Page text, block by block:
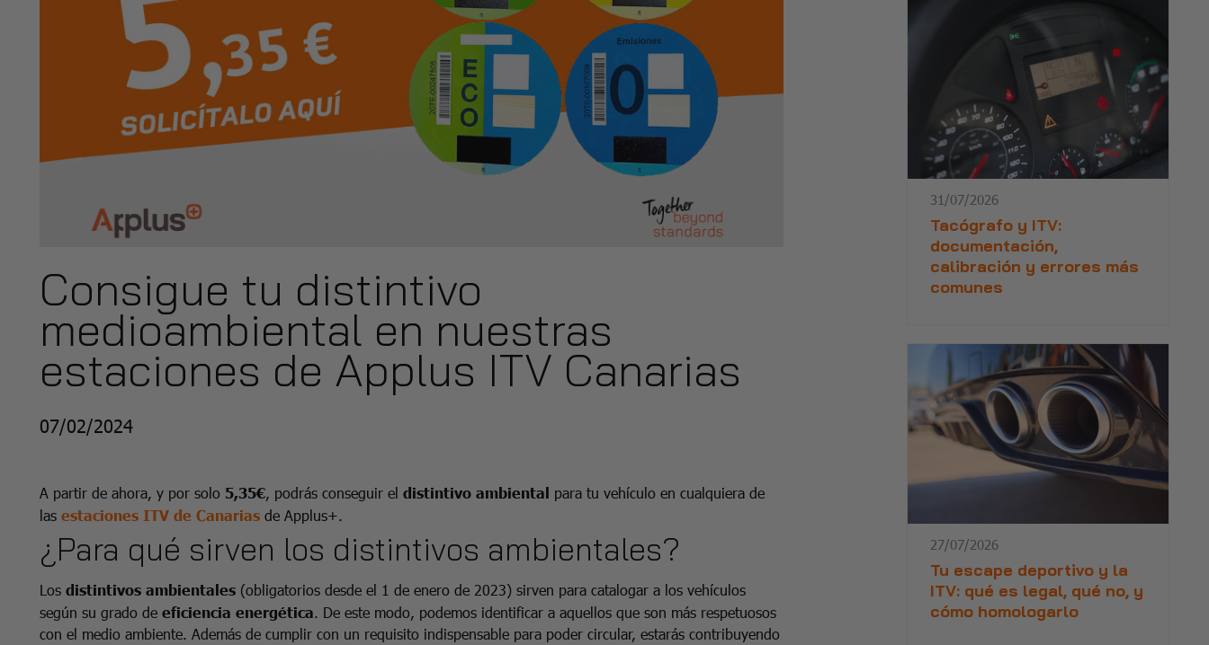
Consigue tu distintivo
medioambiental en nuestras
estaciones de Applus ITV Canarias
07/02/2024
A partir de ahora, y por solo 5,35€, podrás conseguir el distintivo ambiental para tu vehículo en cualquiera de
las estaciones ITV de Canarias de Applus+.
¿Para qué sirven los distintivos ambientales?
Los distintivos ambientales (obligatorios desde el 1 de enero de 2023) sirven para catalogar a los vehículos
según su grado de eficiencia energética. De este modo, podemos identificar a aquellos que son más respetuosos
con el medio ambiente. Además de cumplir con un requisito indispensable para poder circular, estarás contribuyendo
31/07/2026
Tacógrafo y ITV:
documentación,
calibración y errores más
comunes
27/07/2026
Tu escape deportivo y la
ITV: qué es legal, qué no, y
cómo homologarlo